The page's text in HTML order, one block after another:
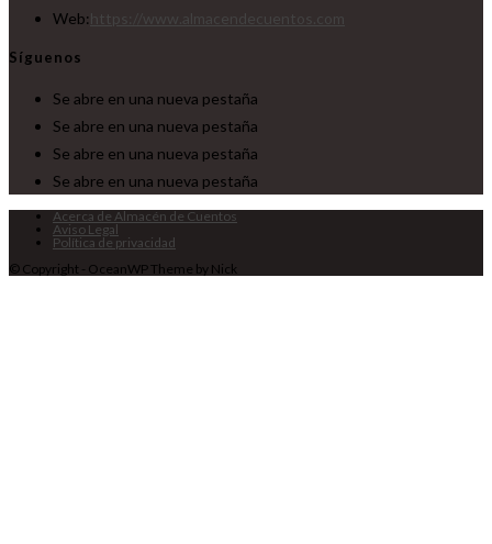
Web:
Síguenos
Se abre en una nueva pestaña
Se abre en una nueva pestaña
Se abre en una nueva pestaña
Se abre en una nueva pestaña
Acerca de Almacén de Cuentos
Aviso Legal
Política de privacidad
© Copyright - OceanWP Theme by Nick